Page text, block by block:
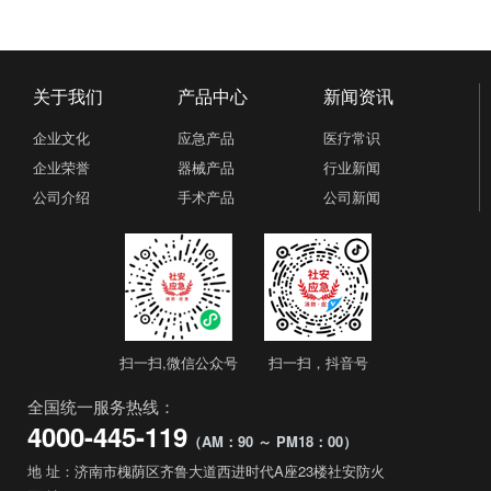
关于我们
企业文化
企业荣誉
公司介绍
产品中心
应急产品
器械产品
手术产品
新闻资讯
医疗常识
行业新闻
公司新闻
扫一扫,微信公众号​ 扫一扫，抖音号
全国统一服务热线：
​​4000-445-119 （AM：90 ～ PM18：00）
地 址：济南市槐荫区齐鲁大道西进时代A座23楼社安防火